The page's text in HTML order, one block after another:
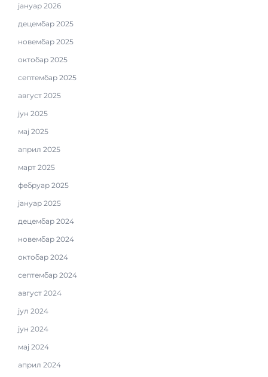
јануар 2026
децембар 2025
новембар 2025
октобар 2025
септембар 2025
август 2025
јун 2025
мај 2025
април 2025
март 2025
фебруар 2025
јануар 2025
децембар 2024
новембар 2024
октобар 2024
септембар 2024
август 2024
јул 2024
јун 2024
мај 2024
април 2024